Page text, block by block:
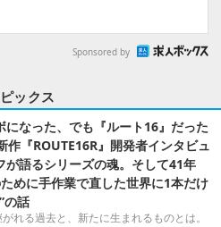
Sponsored by
ピックス
になった、でも『ルート16』だった
『ROUTE16R』開発者インタビュ
が語るシリーズの魂。そして41年
めに手作業で直した世界に1本だけ
の話
れる過去と、新たに生まれるものとは。